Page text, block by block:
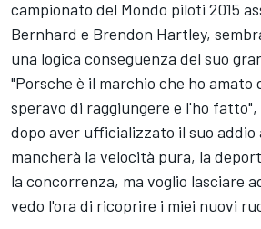
campionato del Mondo piloti 2015
Bernhard e Brendon Hartley,
una logica conseguenza del suo
"Porsche è il marchio che ho amato
speravo di raggiungere e l'ho
dopo aver ufficializzato il suo addio
mancherà la velocità pura, la
la concorrenza, ma voglio lasciare
vedo l'ora di ricoprire i miei nuovi